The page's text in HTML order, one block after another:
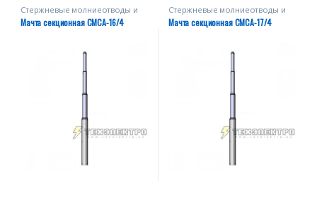
Стержневые молниеотводы и
мачты
Мачта секционная СМСА-16/4
Стержневые молниеотводы и
мачты
Мачта секционная СМСА-17/4